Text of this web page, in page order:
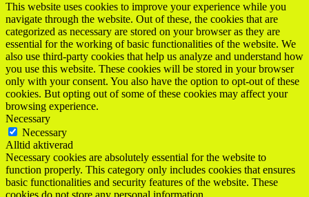
This website uses cookies to improve your experience while you
navigate through the website. Out of these, the cookies that are
categorized as necessary are stored on your browser as they are
essential for the working of basic functionalities of the website. We
also use third-party cookies that help us analyze and understand how
you use this website. These cookies will be stored in your browser
only with your consent. You also have the option to opt-out of these
cookies. But opting out of some of these cookies may affect your
browsing experience.
Necessary
Necessary
Alltid aktiverad
Necessary cookies are absolutely essential for the website to
function properly. This category only includes cookies that ensures
basic functionalities and security features of the website. These
cookies do not store any personal information.